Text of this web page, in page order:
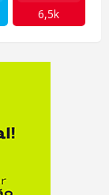
6,5k